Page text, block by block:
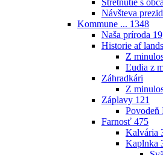
Stretnutie s
Návšteva
Kommune ... 1348
Naša príroda 19
Historie af
Z
Ľudia z
Záhradkári
Z
Záplavy 121
Povodeň
Farnosť 475
Kalvária
Kaplnka